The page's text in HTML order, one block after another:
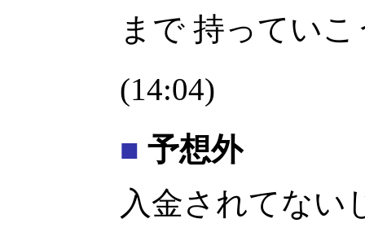
まで 持ってい
(14:04)
■ 予想外
入金されてない